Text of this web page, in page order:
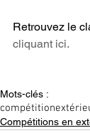
Retrouvez le
cliquant ici.
Mots-clés :
compétition
Compétitions en